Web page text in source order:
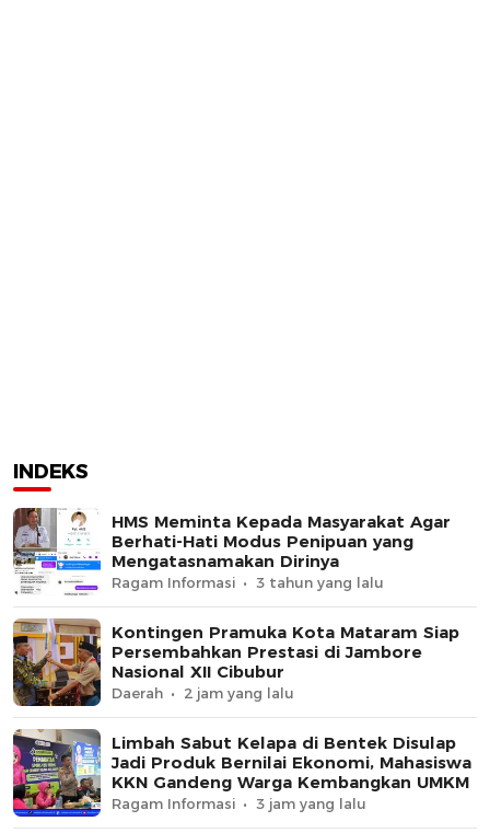
INDEKS
HMS Meminta Kepada Masyarakat Agar
Berhati-Hati Modus Penipuan yang
Mengatasnamakan Dirinya
Ragam Informasi 3 tahun yang lalu
Kontingen Pramuka Kota Mataram Siap
Persembahkan Prestasi di Jambore
Nasional XII Cibubur
Daerah 2 jam yang lalu
Limbah Sabut Kelapa di Bentek Disulap
Jadi Produk Bernilai Ekonomi, Mahasiswa
KKN Gandeng Warga Kembangkan UMKM
Ragam Informasi 3 jam yang lalu